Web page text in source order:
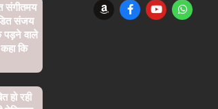
संगीतमय
संजय
पड़ने वाले
कहा कि
हो रही